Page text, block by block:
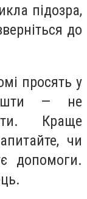
підозра,
до
просять у
— не
Краще
чи
допомоги.